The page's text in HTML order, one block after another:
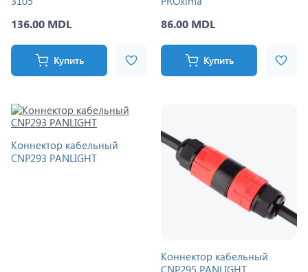
136.00 MDL
Купить
86.00 MDL
Купить
Коннектор кабельный
CNP293 PANLIGHT
Коннектор кабельный
CNP295 PANLIGHT